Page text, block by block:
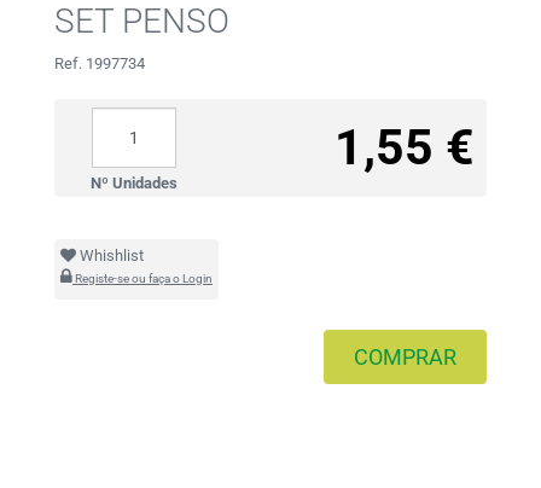
SET PENSO
Ref. 1997734
1,55 €
Nº Unidades
Whishlist
Registe-se ou faça o Login
COMPRAR